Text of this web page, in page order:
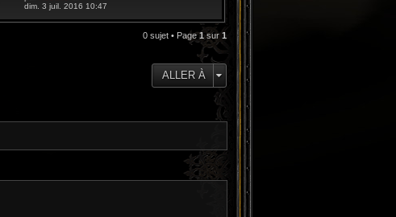
V
i
dim. 3 juil. 2016 10:47
0 sujet • Page1sur 1
ALLER À